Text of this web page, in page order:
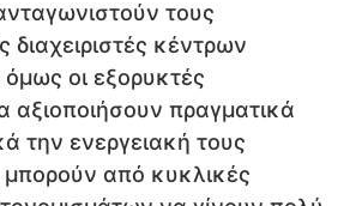
τους
κέντρων
οι εξορυκτές
αξιοποιήσουν πραγματικά
την ενεργειακή τους
μπορούν από κυκλικές